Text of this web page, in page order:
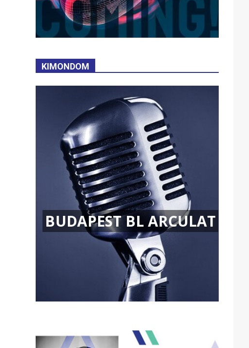
KIMONDOM
BUDAPEST BL ARCULAT